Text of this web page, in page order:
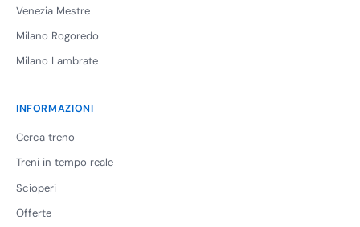
Venezia Mestre
Milano Rogoredo
Milano Lambrate
INFORMAZIONI
Cerca treno
Treni in tempo reale
Scioperi
Offerte